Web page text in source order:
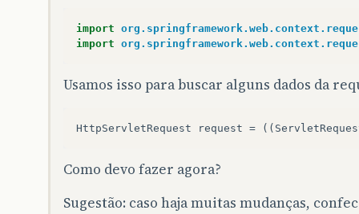
import
import
Usamos isso para buscar alguns dados da
Como devo fazer agora?
Sugestão: caso haja muitas mudanças,